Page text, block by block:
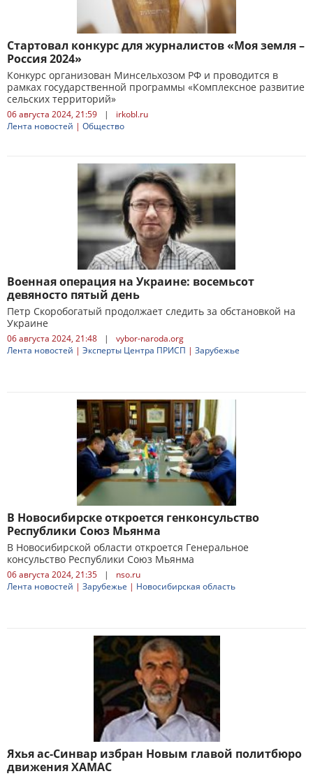
Стартовал конкурс для журналистов «Моя земля –
Россия 2024»
Конкурс организован Минсельхозом РФ и проводится в
рамках государственной программы «Комплексное развитие
сельских территорий»
06 августа 2024, 21:59 |
irkobl.ru
Лента новостей | Общество
Военная операция на Украине: восемьсот
девяносто пятый день
Петр Скоробогатый продолжает следить за обстановкой на
Украине
06 августа 2024, 21:48 |
vybor-naroda.org
Лента новостей | Эксперты Центра ПРИСП | Зарубежье
В Новосибирске откроется генконсульство
Республики Союз Мьянма
В Новосибирской области откроется Генеральное
консульство Республики Союз Мьянма
06 августа 2024, 21:35 |
nso.ru
Лента новостей | Зарубежье | Новосибирская область
Яхья ас-Синвар избран Новым главой политбюро
движения ХАМАС